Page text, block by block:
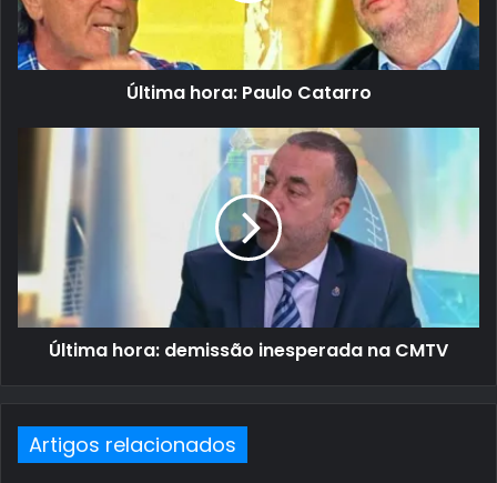
Última hora: Paulo Catarro
Última hora: demissão inesperada na CMTV
Artigos relacionados